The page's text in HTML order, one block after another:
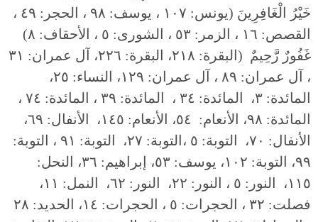
خَيْرُ الْغَافِرِينَ (يونس: ١٠٧ ، يوسف: ٩٨ ، الحجر: ٤٩ ،
القصص: ١٦ ، الزمر: ٥٣ ، الشورى: ٥ ، الأحقاف: ٨)
غَفُورٌ رَّحِيمٌ (البقرة: ٢١٨، البقرة: ٢٢٦، آل عمران: ٣١
، آل عمران: ٨٩ ، آل عمران: ١٢٩، النساء: ٢٥،
المائدة: ٣، المائدة: ٣٤ ، المائدة: ٣٩ ، المائدة: ٧٤ ،
المائدة: ٩٨، الأنعام: ٥٤، الأنعام: ١٤٥، الأنفال: ٦٩،
الأنفال: ٧٠، التوبة: ٥ ،التوبة: ٢٧، التوبة: ٩١ ، التوبة:
٩٩، التوبة: ١٠٢، يوسف: ٥٣، إبراهيم: ٣٦، النحل:
١١٥، النور: ٥ ، النور: ٢٢، النور: ٦٢، النمل: ١١،
فصلت: ٣٢ ، الحجرات: ٥ ، الحجرات: ١٤، الحديد: ٢٨